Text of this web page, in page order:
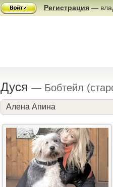
Регистрация —
Дуся — Бобтейл
Алена Апина